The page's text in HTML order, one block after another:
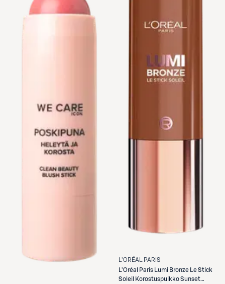
L'ORÉAL PARIS
L'Oréal Paris
Lumi Bronze Le Stick
Soleil Korostuspuikko Sunset